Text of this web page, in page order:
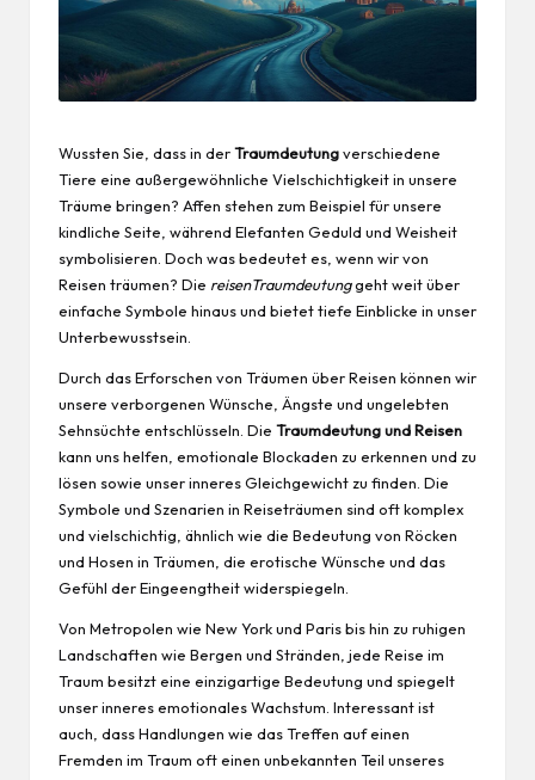
Wussten Sie, dass in derTraumdeutungverschiedene
Tiere eine außergewöhnliche Vielschichtigkeit in unsere
Träume bringen? Affen stehen zum Beispiel für unsere
kindliche Seite, während Elefanten Geduld und Weisheit
symbolisieren. Doch was bedeutet es, wenn wir von
Reisen träumen? Die reisenTraumdeutunggeht weit über
einfache Symbole hinaus und bietet tiefe Einblicke in unser
Unterbewusstsein.
Durch das Erforschen von Träumen über Reisen können wir
unsere verborgenen Wünsche, Ängste und ungelebten
Sehnsüchte entschlüsseln. Die Traumdeutung und Reisen
kann uns helfen, emotionale Blockaden zu erkennen und zu
lösen sowie unser inneres Gleichgewicht zu finden. Die
Symbole und Szenarien in Reiseträumen sind oft komplex
und vielschichtig, ähnlich wie die Bedeutung von Röcken
und Hosen in Träumen, die erotische Wünsche und das
Gefühl der Eingeengtheit widerspiegeln.
Von Metropolen wie New York und Paris bis hin zu ruhigen
Landschaften wie Bergen und Stränden, jede Reise im
Traum besitzt eine einzigartige Bedeutung und spiegelt
unser inneres emotionales Wachstum. Interessant ist
auch, dass Handlungen wie das Treffen auf einen
Fremden im Traum oft einen unbekannten Teil unseres